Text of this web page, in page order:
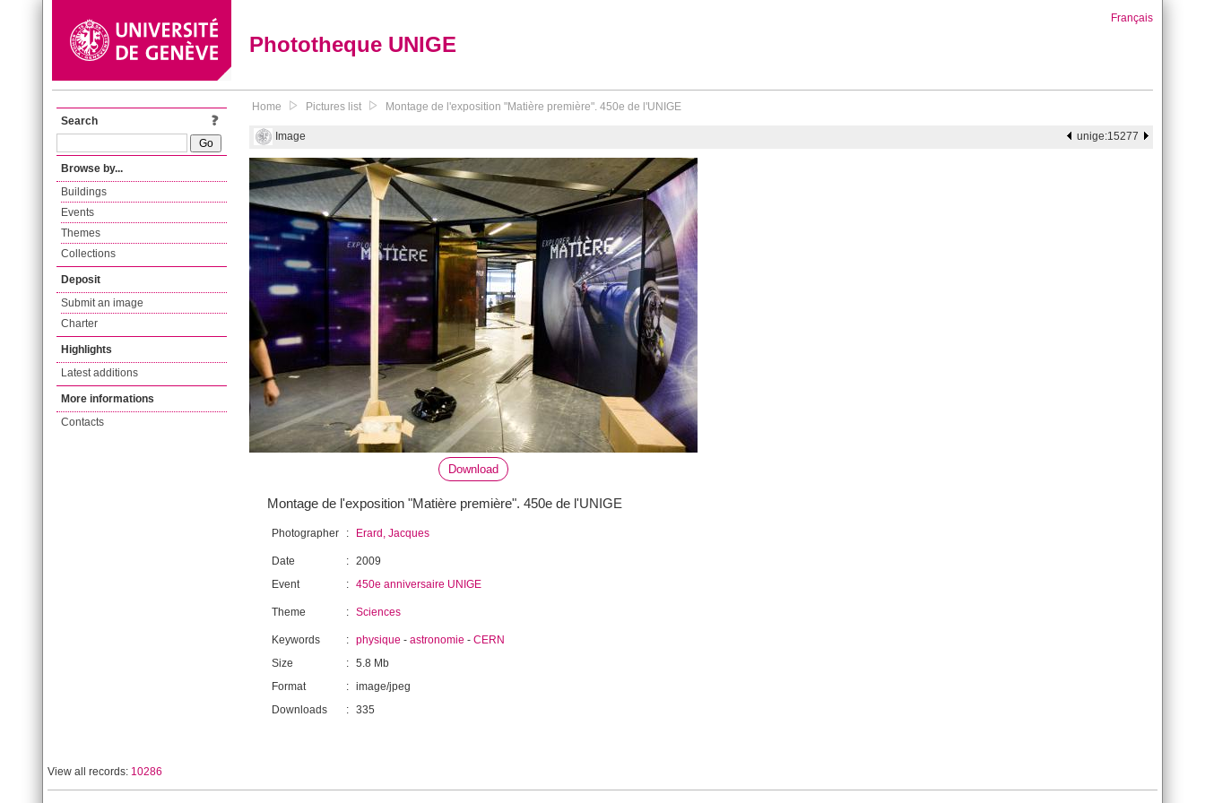
Phototheque UNIGE
Français
Search
Browse by...
Buildings
Events
Themes
Collections
Deposit
Submit an image
Charter
Highlights
Latest additions
More informations
Contacts
Home Pictures list Montage de l'exposition "Matière première". 450e de l'UNIGE
Image unige:15277
Download
Montage de l'exposition "Matière première". 450e de l'UNIGE
Photographer : Erard, Jacques
Date : 2009
Event
: 450e anniversaire UNIGE
Theme : Sciences
Keywords : physique - astronomie - CERN
Size
: 5.8 Mb
Format
: image/jpeg
Downloads
: 335
View all records: 10286